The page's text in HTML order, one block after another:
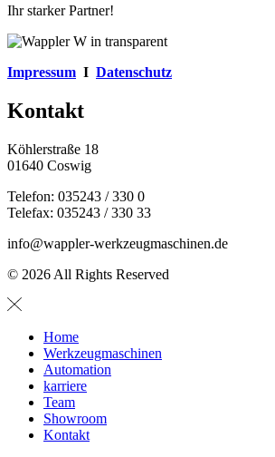
Ihr starker Partner!
Impressum I Datenschutz
Kontakt
Köhlerstraße 18
01640 Coswig
Telefon: 035243 / 330 0
Telefax: 035243 / 330 33
info@wappler-werkzeugmaschinen.de
© 2026 All Rights Reserved
Home
Werkzeugmaschinen
Automation
karriere
Team
Showroom
Kontakt